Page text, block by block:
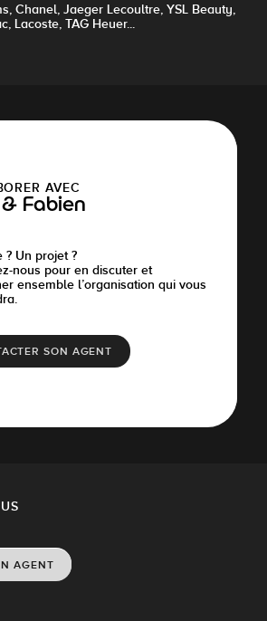
Chanel, Jaeger Lecoultre, YSL Beauty,
Lacoste, TAG Heuer...
AVEC
Fabien
? Un projet ?
nous pour en discuter et
ensemble l’organisation qui vous
SON AGENT
AGENT